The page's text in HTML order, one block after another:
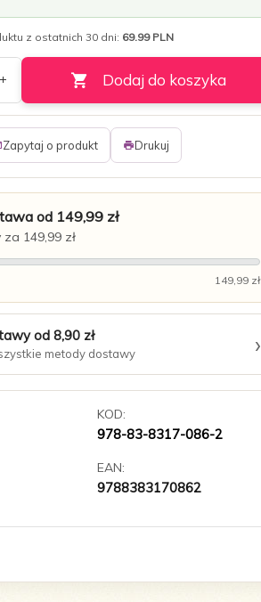
z ostatnich 30 dni: 69.99 PLN
Dodaj do koszyka
Zapytaj o produkt Drukuj
od 149,99 zł
149,99 zł
149,99 zł
od 8,90 zł
metody dostawy ›
KOD:
978-83-8317-086-2
EAN:
9788383170862